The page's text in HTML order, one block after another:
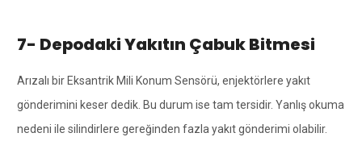
7- Depodaki Yakıtın Çabuk Bitmesi
Arızalı bir Eksantrik Mili Konum Sensörü, enjektörlere yakıt
gönderimini keser dedik. Bu durum ise tam tersidir. Yanlış okuma
nedeni ile silindirlere gereğinden fazla yakıt gönderimi olabilir.